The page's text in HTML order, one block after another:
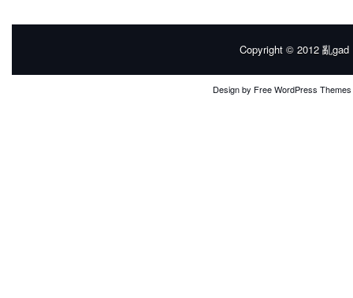
Copyright © 2012 亂gad
Design by Free WordPress Themes